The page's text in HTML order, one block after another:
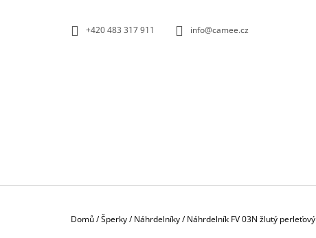
+420 483 317 911 info@camee.cz
Domů/Šperky/ Náhrdelníky/ Náhrdelník FV 03N žlutý perleťový